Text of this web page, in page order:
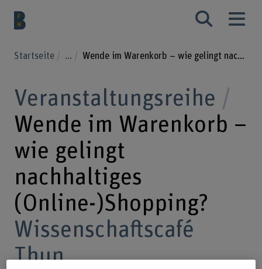
Startseite ... Wende im Warenkorb – wie gelingt nachhaltiges (Online-)Shopping?
Veranstaltungsreihe
Wende im Warenkorb –
wie gelingt
nachhaltiges
(Online-)Shopping?
Wissenschaftscafé
Thun